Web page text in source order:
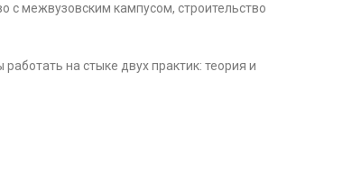
с межвузовским кампусом, строительство
на стыке двух практик: теория и